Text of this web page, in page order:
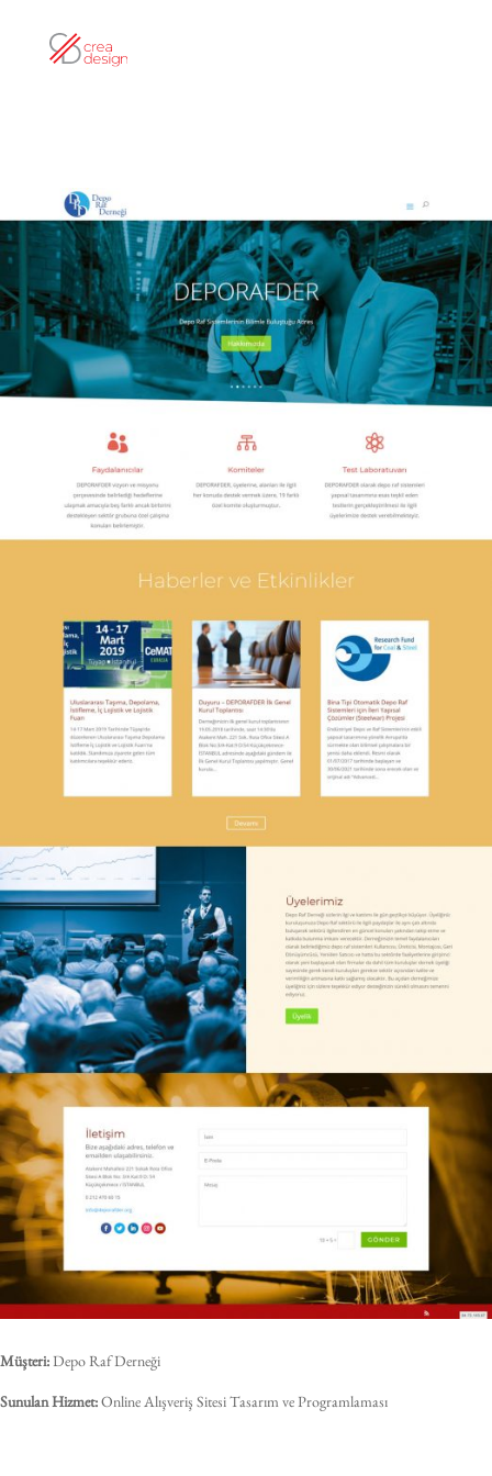
Müşteri: Depo Raf Derneği
Sunulan Hizmet: Online Alışveriş Sitesi Tasarım ve Programlaması